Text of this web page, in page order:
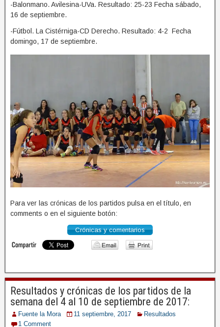
-Balonmano. Avilesina-UVa. Resultado: 25-23 Fecha sábado,
16 de septiembre.
-Fútbol. La Cistérniga-CD Derecho. Resultado: 4-2 Fecha
domingo, 17 de septiembre.
Para ver las crónicas de los partidos pulsa en el título, en
comments o en el siguiente botón:
Crónicas y comentarios
Resultados y crónicas de los partidos de la
semana del 4 al 10 de septiembre de 2017:
Fuente la Mora 11 septiembre, 2017
Resultados
1 Comment